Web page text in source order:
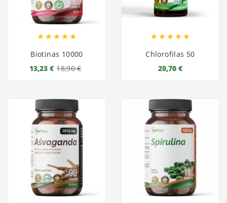
    
Biotinas 10000
13,23 € 18,90 €
    
Chlorofilas 50
20,70 €